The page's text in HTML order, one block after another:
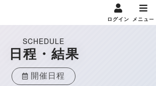
ログイン メニュー
SCHEDULE
日程・結果
開催日程